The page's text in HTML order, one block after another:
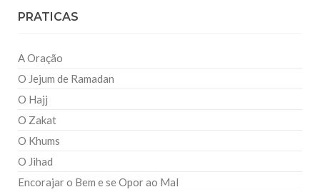
PRATICAS
A Oração
O Jejum de Ramadan
O Hajj
O Zakat
O Khums
O Jihad
Encorajar o Bem e se Opor ao Mal